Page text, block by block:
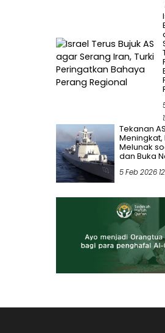
Tekanan AS
Meningkat,
Melunak
dan Buka
5 Feb 2026